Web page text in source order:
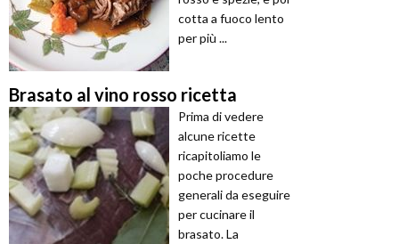
cotta a fuoco lento
per più ...
Brasato al vino rosso ricetta
Prima di vedere
alcune ricette
ricapitoliamo le
poche procedure
generali da eseguire
per cucinare il
brasato. La